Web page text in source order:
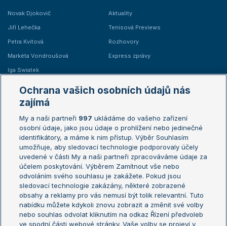
Novak Djokovič
Jiří Lehečka
Petra Kvitová
Markéta Vondroušová
Iga Swiatek
Aktuality
Tenisová Previews
Rozhovory
Express zprávy
Žebříčky
Žebříček ATP (muži)
Žebříček WTA (ženy)
Sázkařský žebříček
Australian Open
French Open
Wimbledon
US Open
Turnaj mistrů
Turnaj mistryň
Aktualní trendy
Fotbalové přestupy
Ochrana vašich osobních údajů nás
zajímá
My a naši partneři 997 ukládáme do vašeho zařízení
osobní údaje, jako jsou údaje o prohlížení nebo jedinečné
identifikátory, a máme k nim přístup. Výběr Souhlasím
umožňuje, aby sledovací technologie podporovaly účely
uvedené v části My a naši partneři zpracováváme údaje za
účelem poskytování. Výběrem Zamítnout vše nebo
odvoláním svého souhlasu je zakážete. Pokud jsou
sledovací technologie zakázány, některé zobrazené
obsahy a reklamy pro vás nemusí být tolik relevantní. Tuto
nabídku můžete kdykoli znovu zobrazit a změnit své volby
nebo souhlas odvolat kliknutím na odkaz Řízení předvoleb
ve spodní části webové stránky. Vaše volby se projeví v